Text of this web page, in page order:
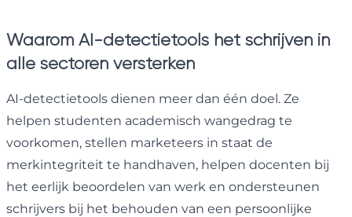
Waarom AI-detectietools het schrijven in
alle sectoren versterken
AI-detectietools dienen meer dan één doel. Ze
helpen studenten academisch wangedrag te
voorkomen, stellen marketeers in staat de
merkintegriteit te handhaven, helpen docenten bij
het eerlijk beoordelen van werk en ondersteunen
schrijvers bij het behouden van een persoonlijke